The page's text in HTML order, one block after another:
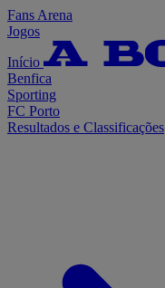
Fans Arena
Jogos
Início
Benfica
Sporting
FC Porto
Resultados e Classificações